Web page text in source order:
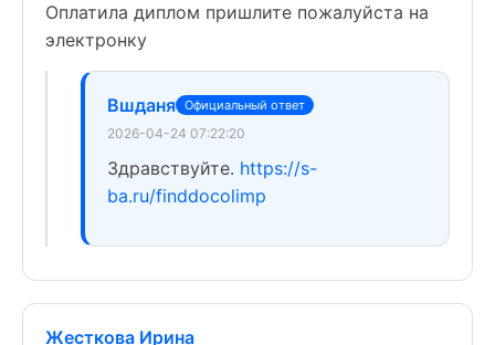
Оплатила диплом пришлите пожалуйста на
электронку
Вшданя Официальный ответ
2026-04-24 07:22:20
Здравствуйте. https://s-
ba.ru/finddocolimp
Жесткова Ирина